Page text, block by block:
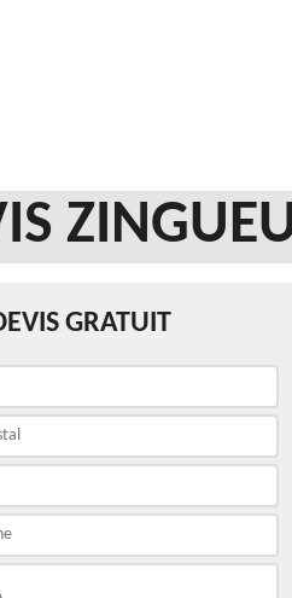
GRATUIT